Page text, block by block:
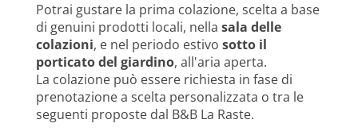
Potrai gustare la prima colazione, scelta a base
di genuini prodotti locali, nella sala delle
colazioni, e nel periodo estivo sotto il
porticato del giardino, all'aria aperta.
La colazione può essere richiesta in fase di
prenotazione a scelta personalizzata o tra le
seguenti proposte dal B&B La Raste.